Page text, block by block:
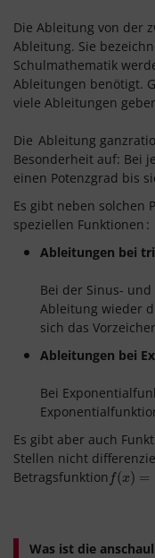
Die Ableitung von der
Ableitung. Sie
Schulmathematik
Ableitungen benötigt.
viele Ableitungen
Die Ableitung
Besonderheit auf: Bei
einen Potenzgrad bis
Es gibt neben solchen
speziellen Funktionen :
Ableitungen bei
Bei der Sinus-
Ableitung wieder
sich das
Ableitungen bei
Bei
Es gibt aber auch
Stellen nicht
Betragsfunktion f(x) =
f(x)=|x|
Was ist die